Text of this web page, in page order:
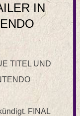
IN
TITEL UND
FINAL